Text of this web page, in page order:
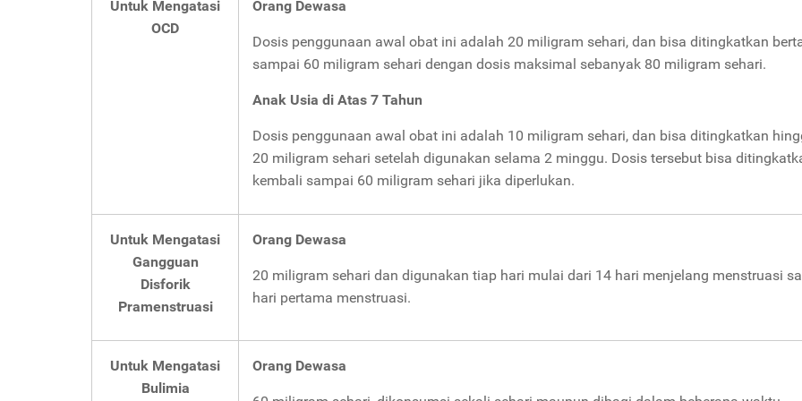
Untuk Mengatasi
OCD
Orang Dewasa
Dosis penggunaan awal obat ini adalah 20 miligram sehari, dan bisa ditingkatkan
sampai 60 miligram sehari dengan dosis maksimal sebanyak 80 miligram sehari.
Anak Usia di Atas 7 Tahun
Dosis penggunaan awal obat ini adalah 10 miligram sehari, dan bisa ditingkatkan
20 miligram sehari setelah digunakan selama 2 minggu. Dosis tersebut bisa
kembali sampai 60 miligram sehari jika diperlukan.
Untuk Mengatasi
Gangguan
Disforik
Pramenstruasi
Orang Dewasa
20 miligram sehari dan digunakan tiap hari mulai dari 14 hari menjelang menstruasi
hari pertama menstruasi.
Untuk Mengatasi
Bulimia
Orang Dewasa